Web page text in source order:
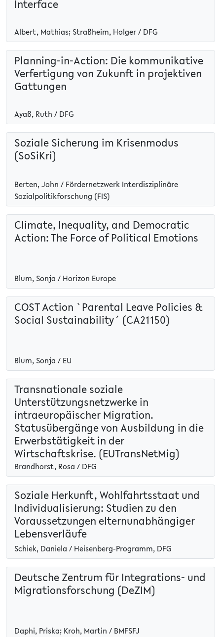
Interface
Albert, Mathias; Straßheim, Holger / DFG
Planning-in-Action: Die kommunikative
Verfertigung von Zukunft in projektiven
Gattungen
Ayaß, Ruth / DFG
Soziale Sicherung im Krisenmodus
(SoSiKri)
Berten, John / Fördernetzwerk Interdisziplinäre
Sozialpolitikforschung (FIS)
Climate, Inequality, and Democratic
Action: The Force of Political Emotions
Blum, Sonja / Horizon Europe
COST Action `Parental Leave Policies &
Social Sustainability´ (CA21150)
Blum, Sonja / EU
Transnationale soziale
Unterstützungsnetzwerke in
intraeuropäischer Migration.
Statusübergänge von Ausbildung in die
Erwerbstätigkeit in der
Wirtschaftskrise. (EUTransNetMig)
Brandhorst, Rosa / DFG
Soziale Herkunft, Wohlfahrtsstaat und
Individualisierung: Studien zu den
Voraussetzungen elternunabhängiger
Lebensverläufe
Schiek, Daniela / Heisenberg-Programm, DFG
Deutsche Zentrum für Integrations- und
Migrationsforschung (DeZIM)
Daphi, Priska; Kroh, Martin / BMFSFJ